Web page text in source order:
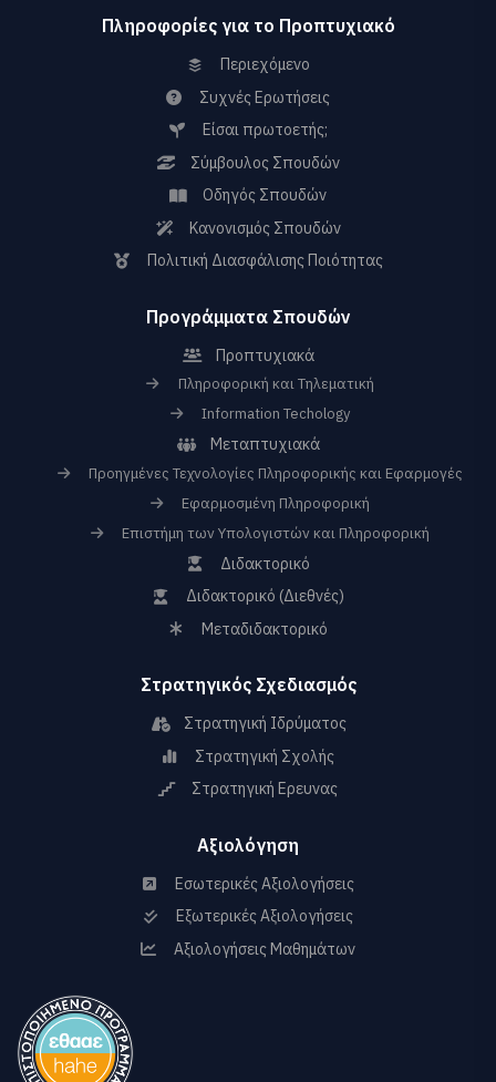
Πληροφορίες για το Προπτυχιακό
Περιεχόμενο
Συχνές Ερωτήσεις
Είσαι πρωτοετής;
Σύμβουλος Σπουδών
Οδηγός Σπουδών
Κανονισμός Σπουδών
Πολιτική Διασφάλισης Ποιότητας
Προγράμματα Σπουδών
Προπτυχιακά
Πληροφορική και Τηλεματική
Information Techology
Μεταπτυχιακά
Προηγμένες Τεχνολογίες Πληροφορικής και Εφαρμογές
Εφαρμοσμένη Πληροφορική
Επιστήμη των Υπολογιστών και Πληροφορική
Διδακτορικό
Διδακτορικό (Διεθνές)
Μεταδιδακτορικό
Στρατηγικός Σχεδιασμός
Στρατηγική Ιδρύματος
Στρατηγική Σχολής
Στρατηγική Ερευνας
Αξιολόγηση
Εσωτερικές Αξιολογήσεις
Εξωτερικές Αξιολογήσεις
Αξιολογήσεις Μαθημάτων